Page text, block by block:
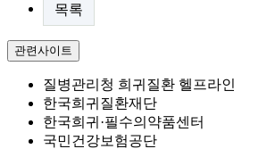
목록
관련사이트
질병관리청 희귀질환 헬프라인
한국희귀질환재단
한국희귀·필수의약품센터
국민건강보험공단